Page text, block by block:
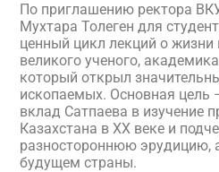
По приглашению ректора
Мухтара Толеген для
ценный цикл лекций о жизни
великого ученого,
который открыл
ископаемых. Основная цель
вклад Сатпаева в изучение
Казахстана в XX веке и
разностороннюю эрудицию,
будущем страны.